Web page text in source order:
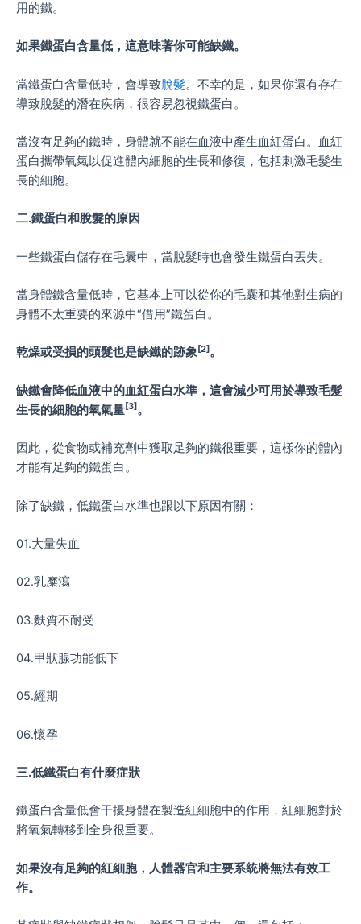
用的鐵。
如果鐵蛋白含量低，這意味著你可能缺鐵。
當鐵蛋白含量低時，會導致脫髮。不幸的是，如果你還有存在
導致脫髮的潛在疾病，很容易忽視鐵蛋白。
當沒有足夠的鐵時，身體就不能在血液中產生血紅蛋白。血紅
蛋白攜帶氧氣以促進體內細胞的生長和修復，包括刺激毛髮生
長的細胞。
二.鐵蛋白和脫髮的原因
一些鐵蛋白儲存在毛囊中，當脫髮時也會發生鐵蛋白丟失。
當身體鐵含量低時，它基本上可以從你的毛囊和其他對生病的
身體不太重要的來源中“借用”鐵蛋白。
乾燥或受損的頭髮也是缺鐵的跡象[2] 。
缺鐵會降低血液中的血紅蛋白水準，這會減少可用於導致毛髮
生長的細胞的氧氣量[3] 。
因此，從食物或補充劑中獲取足夠的鐵很重要，這樣你的體內
才能有足夠的鐵蛋白。
除了缺鐵，低鐵蛋白水準也跟以下原因有關：
01.大量失血
02.乳糜瀉
03.麩質不耐受
04.甲狀腺功能低下
05.經期
06.懷孕
三.低鐵蛋白有什麼症狀
鐵蛋白含量低會干擾身體在製造紅細胞中的作用，紅細胞對於
將氧氣轉移到全身很重要。
如果沒有足夠的紅細胞，人體器官和主要系統將無法有效工
作。